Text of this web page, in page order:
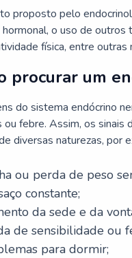
proposto pelo
o uso de outros
física, entre outras
procurar um
do sistema endócrino
febre. Assim, os sinais
diversas naturezas, por
ou perda de peso
constante;
da sede e da
de sensibilidade ou
para dormir;